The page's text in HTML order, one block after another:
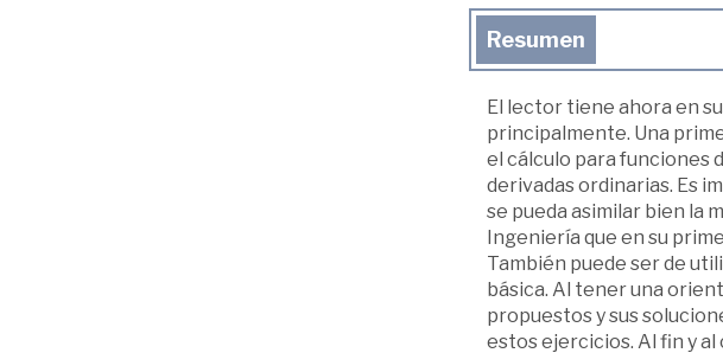
Resumen
El lector tiene ahora en
principalmente. Una
el cálculo para funciones
derivadas ordinarias. Es
se pueda asimilar bien la
Ingeniería que en su
También puede ser de
básica. Al tener una
propuestos y sus
estos ejercicios. Al fin y